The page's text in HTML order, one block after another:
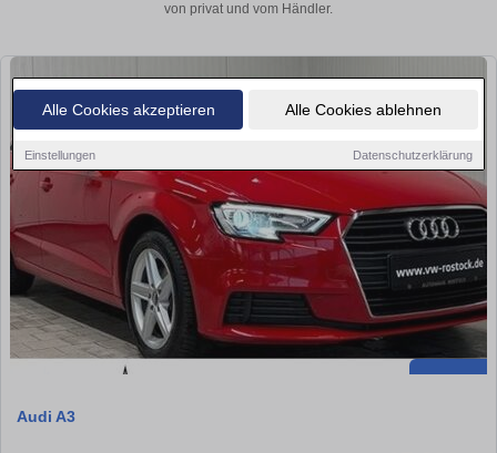
Alle Cookies akzeptieren Alle Cookies ablehnen
Einstellungen Datenschutzerklärung
von privat und vom Händler.
Audi A3